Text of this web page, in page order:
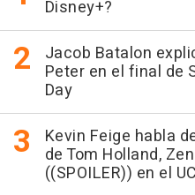
Disney+?
Jacob Batalon
Peter en el final de
Day
Kevin Feige habla
de Tom Holland,
((SPOILER)) en el